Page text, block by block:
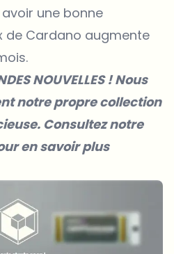
une bonne
de Cardano augmente
NOUVELLES ! Nous
notre propre collection
Consultez notre
en savoir plus